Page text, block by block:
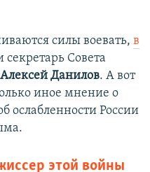
силы воевать, в
секретарь Совета
Алексей Данилов. А вот
иное мнение о
ослабленности России
этой войны